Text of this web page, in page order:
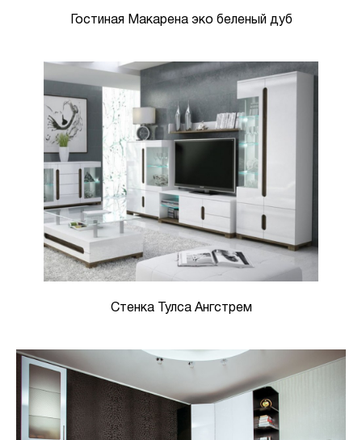
Гостиная Макарена эко беленый дуб
Стенка Тулса Ангстрем